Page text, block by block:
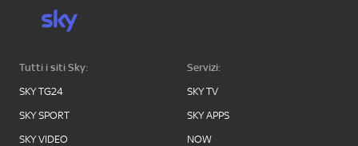
Tutti i siti Sky:
SKY TG24
SKY SPORT
SKY VIDEO
Servizi:
SKY TV
SKY APPS
NOW